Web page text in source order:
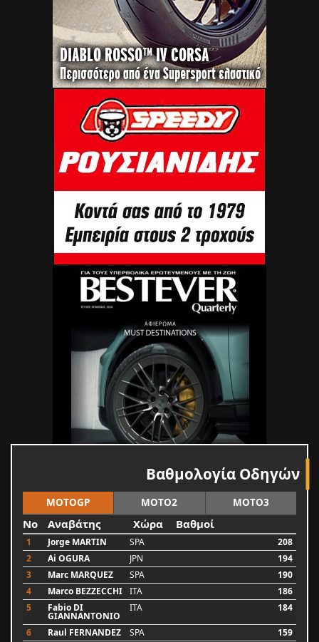
Βαθμολογία Οδηγών
MOTOGP MOTO2 MOTO3
No Αναβάτης Χώρα Βαθμοί
1 Jorge MARTIN SPA
208
2
Ai OGURA JPN
194
3
Marc MARQUEZ SPA
190
4
Marco BEZZECCHI ITA
186
5
Fabio DI
GIANNANTONIO
ITA 184
6 Raul FERNANDEZ SPA
159